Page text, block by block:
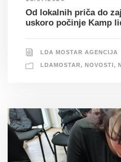
Od lokalnih priča do
uskoro počinje Kamp
LDA MOSTAR AGENCIJA
LDAMOSTAR, NOVOSTI,